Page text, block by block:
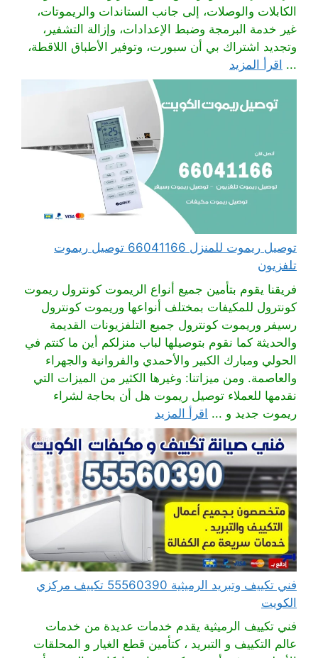
الكابلات والوصلات، إلى جانب الستاندات والريموتات،
غير خدمة البرمجة وضبط الإعدادات، وإزالة التشفير،
وتجديد اشتراك بي أن سبورت، وتوفير الأطباق اللاقطة،
... اقرأ المزيد
توصيل ريموت للمنزل 66041166 توصيل ريموت
تلفزيون
فريقنا يقوم بتأمين جميع أنواع الريموت كونترول ريموت
كونترول للمكيفات بمختلف أنواعها وريموت كونترول
رسيفر وريموت كونترول جميع التلفزيونات القديمة
والحديثة كما نقوم بتوصيلها لباب منزلكم أين ما كنتم في
الحولي ومبارك الكبير والأحمدي والفروانية والجهراء
والعاصمة. ومن ميزاتنا: وغيرها الكثير من الميزات التي
نقدمها للعملاء توصيل ريموت هل أن بحاجة لشراء
ريموت جديد و ... اقرأ المزيد
فني تكييف وتبريد الرميثية 55560390 تكييف مركزي
الكويت
فني تكييف الرميثية يقدم خدمات عديدة من خدمات
عالم التكييف و التبريد ، كتأمين قطع الغيار و المحلقات